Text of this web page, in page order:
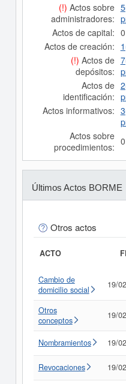
(!) Actos sobre
administradores:
Actos de capital: 0
Actos de creación:
(!) Actos de
depósitos:
Actos de
identificación:
Actos informativos:
Actos sobre
procedimientos: 0
Últimos Actos BORME
Otros actos
ACTO
Cambio de
domicilio social
19/
Otros
conceptos
19/
Nombramientos 19/
Revocaciones 19/